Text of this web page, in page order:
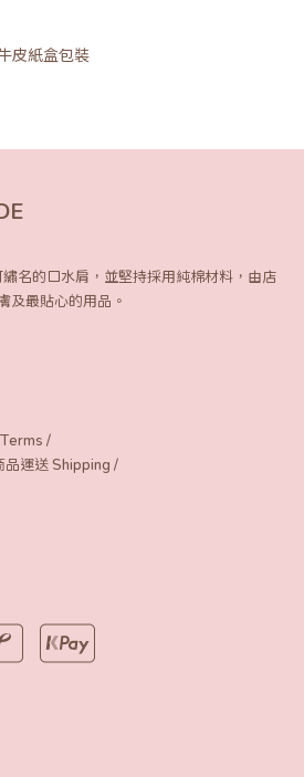
皮紙盒包裝
名的口水肩， 並堅持採用純棉材料，由店
及最貼心的用品。
/
品運送 Shipping /